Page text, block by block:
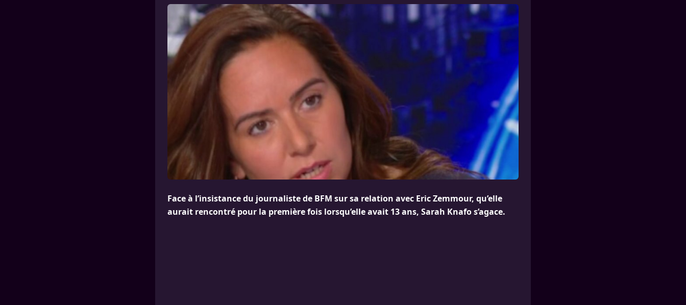
Face à l’insistance du journaliste de BFM sur sa relation avec Eric Zemmour, qu’elle
aurait rencontré pour la première fois lorsqu’elle avait 13 ans, Sarah Knafo s’agace.